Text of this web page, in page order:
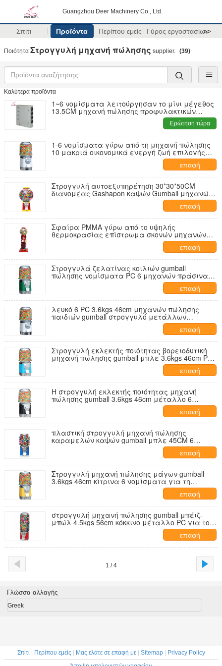
Guangzhou Deer Machinery Co., Ltd.
Σπίτι Προϊόντα Περίπου εμείς Γύρος εργοστασίων
>>
Ποιότητα Στρογγυλή μηχανή πώλησης supplier. (39)
Καλύτερα προϊόντα
1~6 νομίσματα λειτούργησαν το μίνι μέγεθος
13.5CM μηχανή πώλησης προφυλακτικών
Ερώτηση τώρα
1-6 νομίσματα γύρω από τη μηχανή πώλησης
10 μακριά οικονομικά ενεργή ζωή επιλογής
επαφή
Στρογγυλή αυτοεξυπηρέτηση 30*30*50CM
διανομέας Gashapon καψών Gumball μηχανών
επαφή
Σφαίρα PMMA γύρω από το υψηλής
θερμοκρασίας επίστρωμα σκονών μηχανών
επαφή
Στρογγυλά ζελατίνας κοιλιών gumball
πώλησης νομίσματα PC 6 μηχανών πράσινα
επαφή
λευκό 6 PC 3.6kgs 46cm μηχανών πώλησης
παιδιών gumball στρογγυλό μετάλλων
επαφή
Στρογγυλή εκλεκτής ποιότητας βορειοδυτική
μηχανή πώλησης gumball μπλε 3.6kgs 46cm PC
επαφή
Η στρογγυλή εκλεκτής ποιότητας μηχανή
πώλησης gumball 3.6kgs 46cm μέταλλο 6
νομίσματα για το παιχνίδι στρέφεται
επαφή
πλαστική στρογγυλή μηχανή πώλησης
καραμελών καψών gumball μπλε 45CM 6
επαφή
Στρογγυλή μηχανή πώλησης μάγων gumball
3.6kgs 46cm κίτρινα 6 νομίσματα για τη
επαφή
στρογγυλή μηχανή πώλησης gumball μπέιζ-
μπώλ 4.5kgs 56cm κόκκινο μέταλλο PC για το
επαφή
1 / 4
Γλώσσα αλλαγής
Greek
Σπίτι Περίπου εμείς Μας ελάτε σε επαφή με| Sitemap|
Privacy Policy